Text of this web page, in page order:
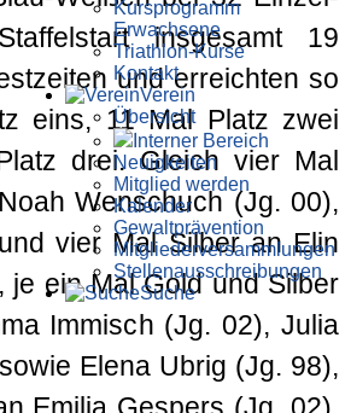
Kursprogramm
Erwachsene
Triathlon-Kurse
Kontakt
Verein
Übersicht
Interner Bereich
Neuigkeiten
Mitglied werden
Kalender
Gewaltprävention
Mitglieder­versammlungen
Stellen­aus­schrei­bungen
Suche
insgesamt 19
und erreichten so
eins, 11 Mal Platz zwei
drei. Gleich vier Mal
Wenschuch (Jg. 00),
vier Mal Silber an Elin
je ein Mal Gold und Silber
Immisch (Jg. 02), Julia
Elena Ubrig (Jg. 98),